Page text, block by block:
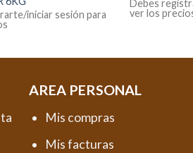
iniciar sesión para
Debes
ver los
AREA PERSONAL
Mis compras
Mis facturas